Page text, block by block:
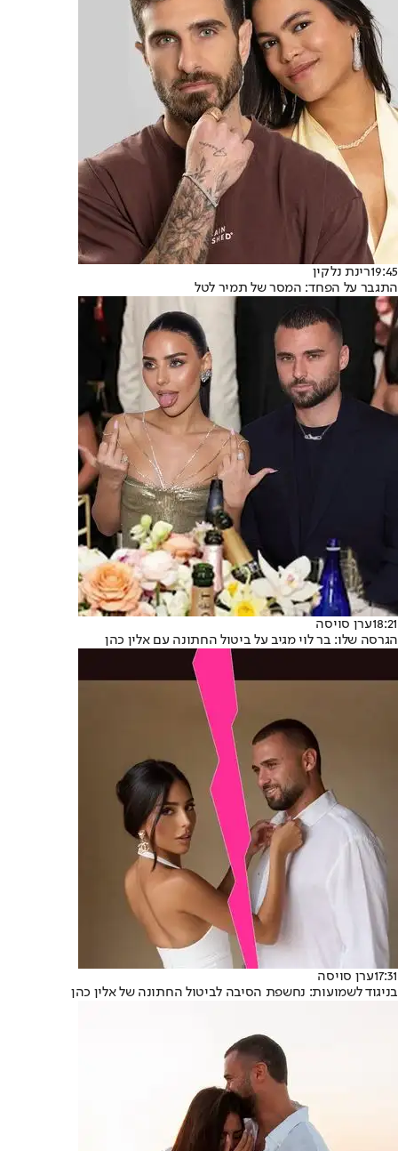
19:45רינת נלקין
התגבר על הפחד: המסר של תמיר לטל
18:21ערן סויסה
הגרסה שלו: בר לוי מגיב על ביטול החתונה עם אלין כהן
17:31ערן סויסה
בניגוד לשמועות: נחשפת הסיבה לביטול החתונה של אלין כהן